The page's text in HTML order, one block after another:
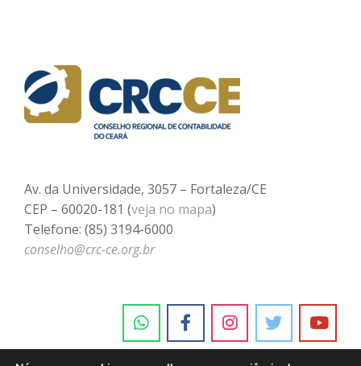
Av. da Universidade, 3057 – Fortaleza/CE
CEP – 60020-181 (veja no mapa)
Telefone: (85) 3194-6000
conselho@crc-ce.org.br